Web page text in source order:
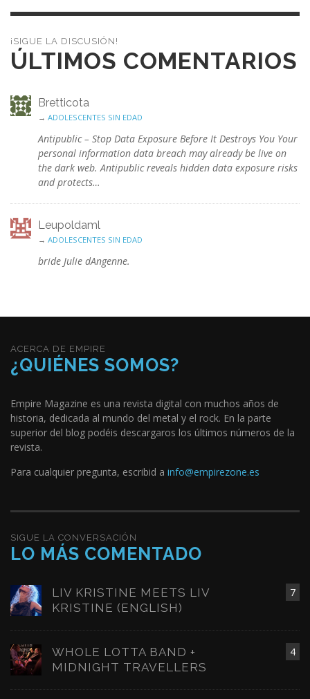
¡SIGUE LA DISCUSIÓN!
ÚLTIMOS COMENTARIOS
Bretticota
→ ADOLESCENTES SIN EDAD
Antipublic – Stop Data Exposure Before It Destroys You Your
personal information data breach may already be live on
the dark web. Antipublic reveals hidden data exposure risks
and protects…
Leupoldaml
→ ADOLESCENTES SIN EDAD
bride Julie dAngenne.
ACERCA DE EMPIRE
¿QUIÉNES SOMOS?
Empire Magazine es una revista digital con muchos años de
historia, dedicada al mundo del metal y el rock. En la parte
superior del blog podéis descargaros los últimos números de la
revista.
Para cualquier pregunta, escribid a info@empirezone.es
SIGUE LA CONVERSACIÓN
LO MÁS COMENTADO
7
LIV KRISTINE MEETS LIV
KRISTINE (ENGLISH)
4
WHOLE LOTTA BAND +
MIDNIGHT TRAVELLERS